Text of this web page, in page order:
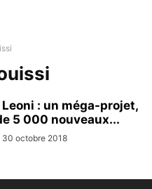
Leoni : un méga-projet,
5 000 nouveaux...
30 octobre 2018